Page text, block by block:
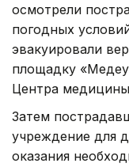
осмотрели
погодных
эвакуировали
площадку
Центра
Затем
учреждение для
оказания